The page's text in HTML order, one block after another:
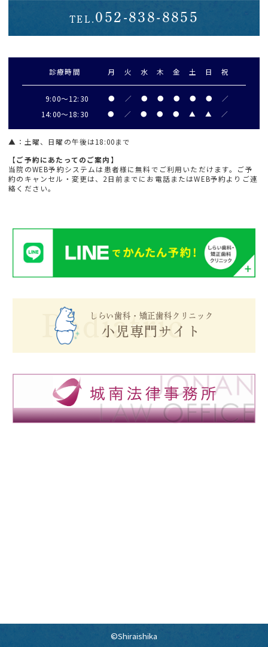
TEL. 052-838-8855
診療時間 月 火 水 木 金 土 日 祝
9:00～12:30 ● ／ ● ● ● ● ● ／
14:00～18:30 ● ／ ● ● ● ▲ ▲ ／
▲ ：土曜、日曜の午後は18:00まで
【ご予約にあたってのご案内】
当院のWEB予約システムは患者様に無料でご利用いただけます。ご予
約のキャンセル・変更は、2日前までにお電話またはWEB予約よりご連
絡ください。
しらい歯科・矯正歯科クリニック
小児専門サイト
Pediatric
©Shiraishika